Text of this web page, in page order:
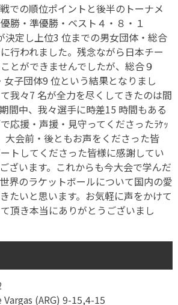
での順位ポイントと後半のトーナメ
勝・準優勝・ベスト４・８・１
決定し上位3 位までの男女団体・総合
行われました。残念ながら日本チー
とができませんでしたが、総合９
子団体9 位という結果となりまし
我々7 名が全力を尽くしてきたのは間
間中、我々選手に時差15 時間もある
応援・声援・見守ってくださったﾗｹｯ
大会前・後ともお声をくださった皆
トしてくださった皆様に感謝してい
ざいます。これからも今大会で学んだ
界のラケットボールについて国内の愛
たいと思います。お気軽に声をかけて
頂き本当にありがとうございまし
(ARG) 9-15,4-15